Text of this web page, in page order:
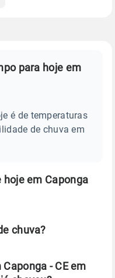
para hoje em
é de temperaturas
de chuva em
hoje em Caponga
chuva?
- CE em